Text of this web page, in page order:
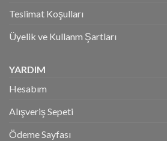
Teslimat Koşulları
Üyelik ve Kullanm Şartları
YARDIM
Hesabım
Alışveriş Sepeti
Ödeme Sayfası